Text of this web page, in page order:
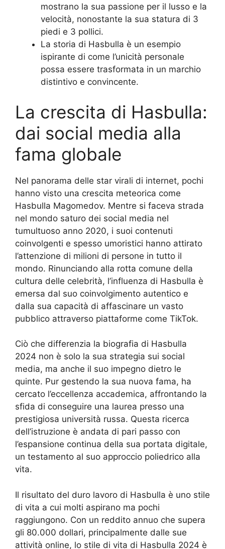
mostrano la sua passione per il lusso e la
velocità, nonostante la sua statura di 3
piedi e 3 pollici.
La storia di Hasbulla è un esempio
ispirante di come l’unicità personale
possa essere trasformata in un marchio
distintivo e convincente.
La crescita di Hasbulla:
dai social media alla
fama globale
Nel panorama delle star virali di internet, pochi
hanno visto una crescita meteorica come
Hasbulla Magomedov. Mentre si faceva strada
nel mondo saturo dei social media nel
tumultuoso anno 2020, i suoi contenuti
coinvolgenti e spesso umoristici hanno attirato
l’attenzione di milioni di persone in tutto il
mondo. Rinunciando alla rotta comune della
cultura delle celebrità, l’influenza di Hasbulla è
emersa dal suo coinvolgimento autentico e
dalla sua capacità di affascinare un vasto
pubblico attraverso piattaforme come TikTok.
Ciò che differenzia la biografia di Hasbulla
2024 non è solo la sua strategia sui social
media, ma anche il suo impegno dietro le
quinte. Pur gestendo la sua nuova fama, ha
cercato l’eccellenza accademica, affrontando la
sfida di conseguire una laurea presso una
prestigiosa università russa. Questa ricerca
dell’istruzione è andata di pari passo con
l’espansione continua della sua portata digitale,
un testamento al suo approccio poliedrico alla
vita.
Il risultato del duro lavoro di Hasbulla è uno stile
di vita a cui molti aspirano ma pochi
raggiungono. Con un reddito annuo che supera
gli 80.000 dollari, principalmente dalle sue
attività online, lo stile di vita di Hasbulla 2024 è